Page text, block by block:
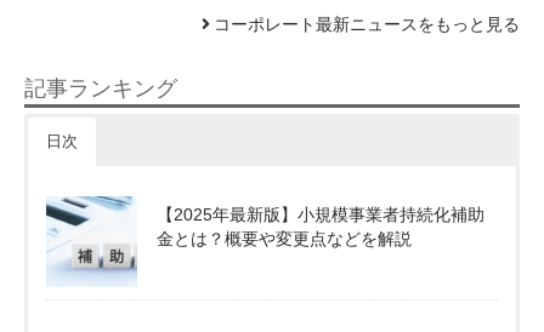
コーポレート最新ニュースをもっと見る
記事ランキング
日次
【2025年最新版】小規模事業者持続化補助
金とは？概要や変更点などを解説